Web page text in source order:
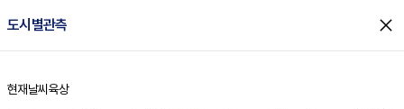
도시별관측 close
홈
현재날씨 육상